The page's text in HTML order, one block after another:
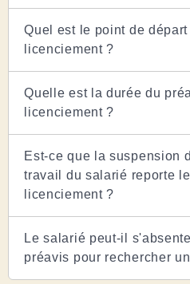
Quel est le point de
licenciement ?
Quelle est la durée du
licenciement ?
Est-ce que la suspension
travail du salarié reporte
licenciement ?
Le salarié peut-il
préavis pour rechercher